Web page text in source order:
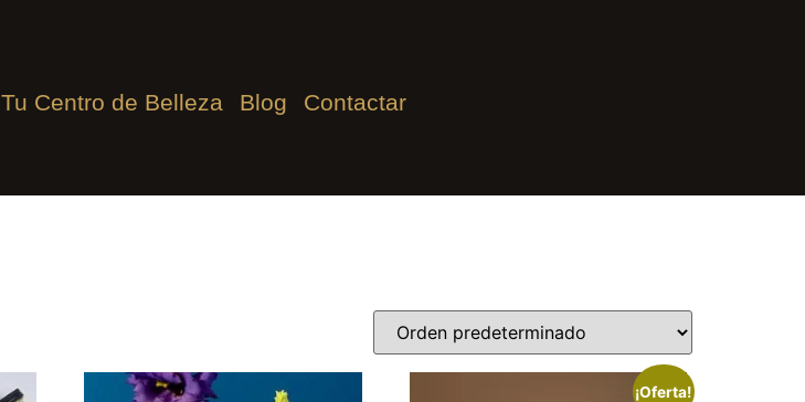
Tu Centro de Belleza Blog Contactar
¡Oferta!